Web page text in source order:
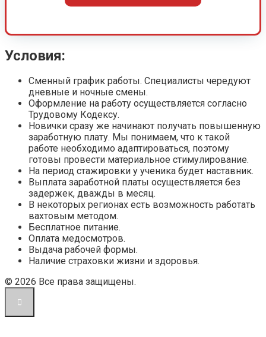
Условия:
Сменный график работы. Специалисты чередуют
дневные и ночные смены.
Оформление на работу осуществляется согласно
Трудовому Кодексу.
Новички сразу же начинают получать повышенную
заработную плату. Мы понимаем, что к такой
работе необходимо адаптироваться, поэтому
готовы провести материальное стимулирование.
На период стажировки у ученика будет наставник.
Выплата заработной платы осуществляется без
задержек, дважды в месяц.
В некоторых регионах есть возможность работать
вахтовым методом.
Бесплатное питание.
Оплата медосмотров.
Выдача рабочей формы.
Наличие страховки жизни и здоровья.
© 2026 Все права защищены.